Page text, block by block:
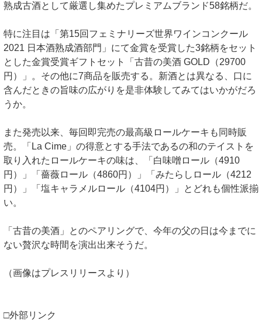
熟成古酒として厳選し集めたプレミアムブランド58銘柄だ。
特に注目は「第15回フェミナリーズ世界ワインコンクール
2021 日本酒熟成酒部門」にて金賞を受賞した3銘柄をセット
とした金賞受賞ギフトセット「古昔の美酒 GOLD（29700
円）」。その他に7商品を販売する。新酒とは異なる、口に
含んだときの旨味の広がりを是非体験してみてはいかがだろ
うか。
また発売以来、毎回即完売の最高級ロールケーキも同時販
売。「La Cime」の得意とする手法であるの和のテイストを
取り入れたロールケーキの味は、「白味噌ロール（4910
円）」「薔薇ロール（4860円）」「みたらしロール（4212
円）」「塩キャラメルロール（4104円）」とどれも個性派揃
い。
「古昔の美酒」とのペアリングで、今年の父の日は今までに
ない贅沢な時間を演出出来そうだ。
（画像はプレスリリースより）
□外部リンク